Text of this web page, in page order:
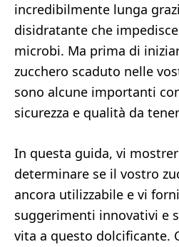
incredibilmente lunga
disidratante che
microbi. Ma prima di
zucchero scaduto nelle
sono alcune importanti
sicurezza e qualità da
In questa guida, vi
determinare se il vostro
ancora utilizzabile e vi
suggerimenti innovativi e
vita a questo dolcificante.